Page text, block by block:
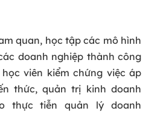
quan, học tập các mô hình
doanh nghiệp thành công
viên kiểm chứng việc áp
thức, quản trị kinh doanh
thực tiễn quản lý doanh